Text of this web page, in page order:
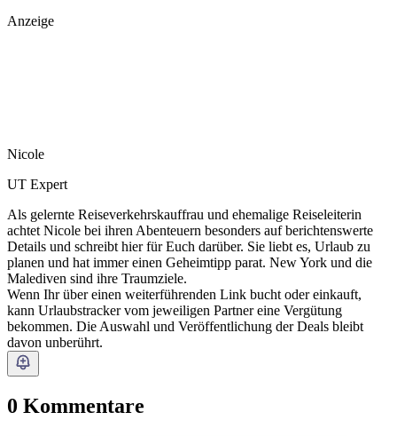
Anzeige
Nicole
UT Expert
Als gelernte Reiseverkehrskauffrau und ehemalige Reiseleiterin
achtet Nicole bei ihren Abenteuern besonders auf berichtenswerte
Details und schreibt hier für Euch darüber. Sie liebt es, Urlaub zu
planen und hat immer einen Geheimtipp parat. New York und die
Malediven sind ihre Traumziele.
Wenn Ihr über einen weiterführenden Link bucht oder einkauft,
kann Urlaubstracker vom jeweiligen Partner eine Vergütung
bekommen. Die Auswahl und Veröffentlichung der Deals bleibt
davon unberührt.
0 Kommentare